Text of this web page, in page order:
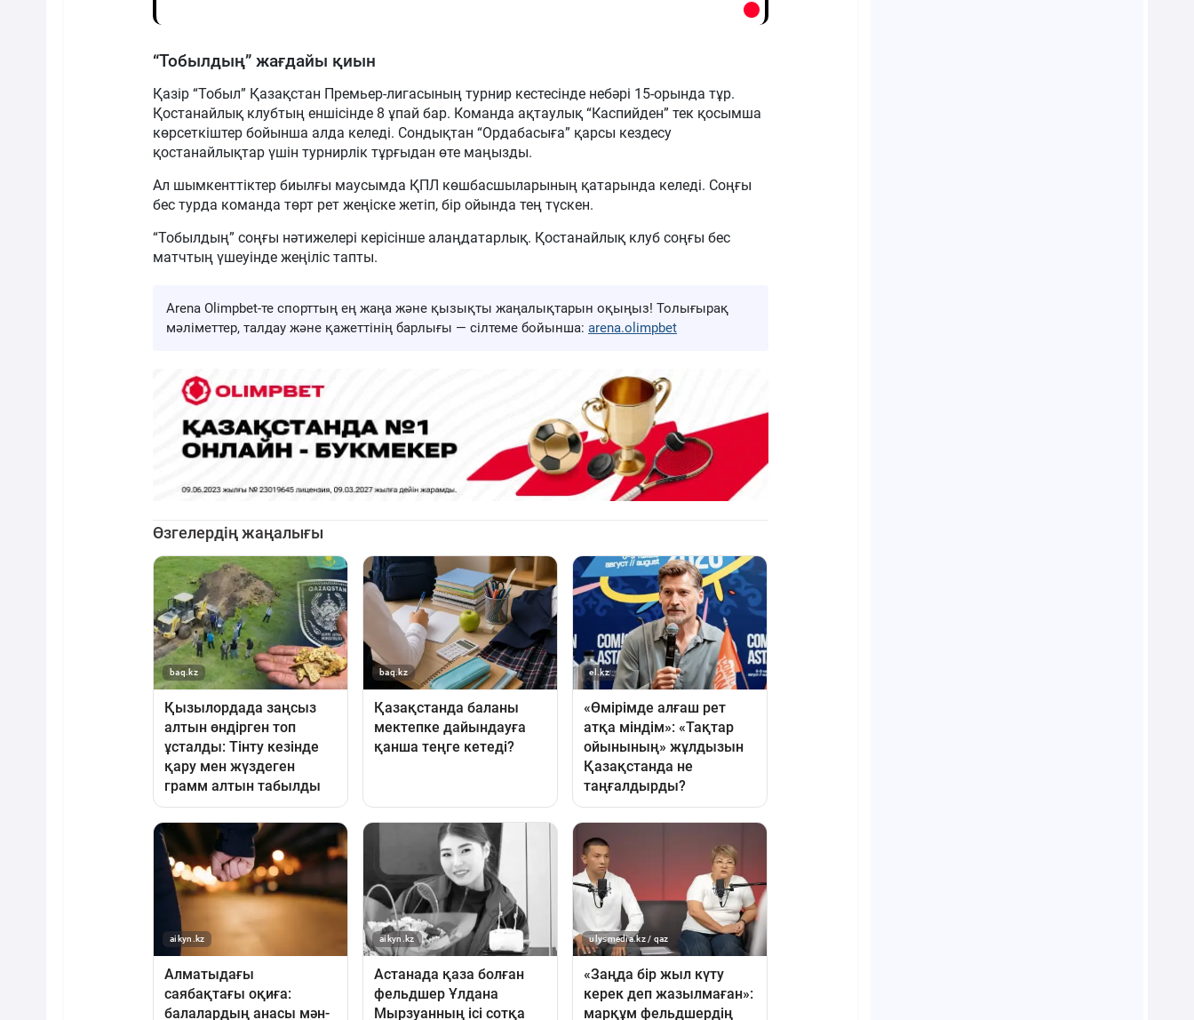
“Тобылдың” жағдайы қиын
Қазір “Тобыл” Қазақстан Премьер-лигасының турнир кестесінде небәрі 15-орында тұр.
Қостанайлық клубтың еншісінде 8 ұпай бар. Команда ақтаулық “Каспийден” тек қосымша
көрсеткіштер бойынша алда келеді. Сондықтан “Ордабасыға” қарсы кездесу
қостанайлықтар үшін турнирлік тұрғыдан өте маңызды.
Ал шымкенттіктер биылғы маусымда ҚПЛ көшбасшыларының қатарында келеді. Соңғы
бес турда команда төрт рет жеңіске жетіп, бір ойында тең түскен.
“Тобылдың” соңғы нәтижелері керісінше алаңдатарлық. Қостанайлық клуб соңғы бес
матчтың үшеуінде жеңіліс тапты.
Arena Olimpbet-те спорттың ең жаңа және қызықты жаңалықтарын оқыңыз! Толығырақ
мәліметтер, талдау және қажеттінің барлығы — сілтеме бойынша: arena.olimpbet